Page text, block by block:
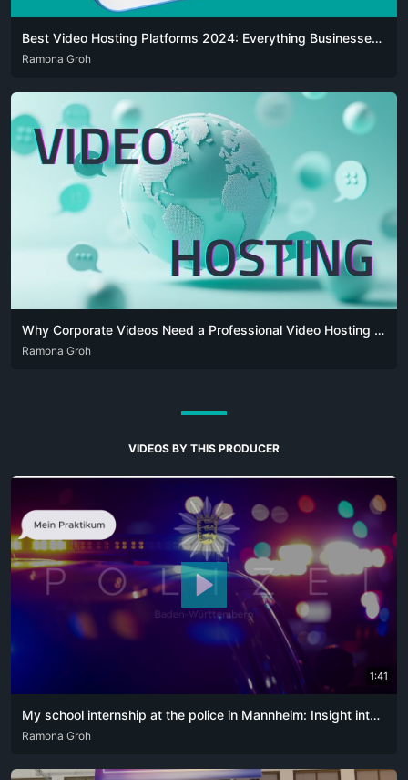
Best Video Hosting Platforms 2024: Everything Businesses Need to Know
DEU ENG
Ramona Groh
Why Corporate Videos Need a Professional Video Hosting Platform
DEU ENG
Ramona Groh
VIDEOS BY THIS PRODUCER
1:41
My school internship at the police in Mannheim: Insight into Lennard's police profession
DEU ENG FRA
Ramona Groh